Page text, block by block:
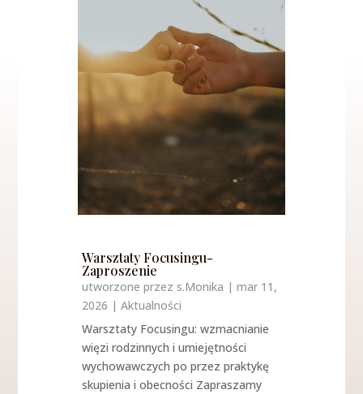
Warsztaty Focusingu-
Zaproszenie
utworzone przezs.Monika |mar 11,
2026 |Aktualności
Warsztaty Focusingu: wzmacnianie
więzi rodzinnych i umiejętności
wychowawczych po przez praktykę
skupienia i obecności Zapraszamy